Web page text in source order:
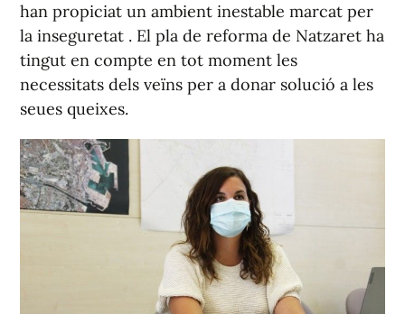
han propiciat un ambient inestable marcat per
la inseguretat . El pla de reforma de Natzaret ha
tingut en compte en tot moment les
necessitats dels veïns per a donar solució a les
seues queixes.